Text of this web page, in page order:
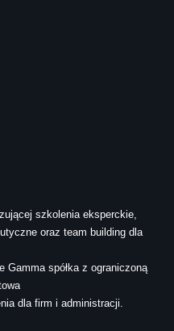
szkolenia eksperckie,
oraz team building dla
Gamma spółka z ograniczoną
dla firm i administracji.